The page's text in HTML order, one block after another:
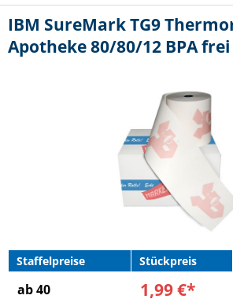
IBM SureMark TG9
Apotheke 80/80/12 BPA
Staffelpreise Stückpreis
ab 40
1,99 €*